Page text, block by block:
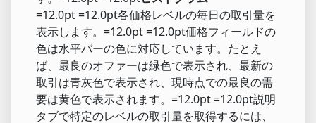
=12.0pt =12.0pt各価格レベルの毎日の取引量を
表示します。=12.0pt =12.0pt価格フィールドの
色は水平バーの色に対応しています。たとえ
ば、最良のオファーは緑色で表示され、最新の
取引は青灰色で表示され、現時点での最良の需
要は黄色で表示されます。=12.0pt =12.0pt説明
タブで特定のレベルの取引量を取得するには、